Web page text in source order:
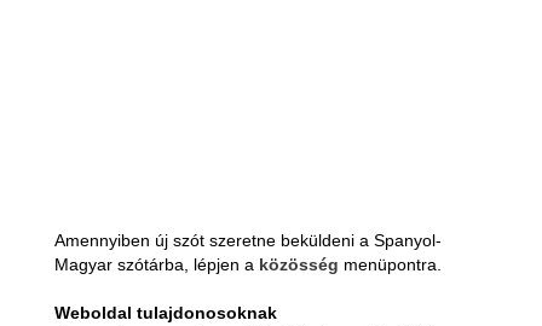
Amennyiben új szót szeretne beküldeni a Spanyol-
Magyar szótárba, lépjen a közösség menüpontra.
Weboldal tulajdonosoknak